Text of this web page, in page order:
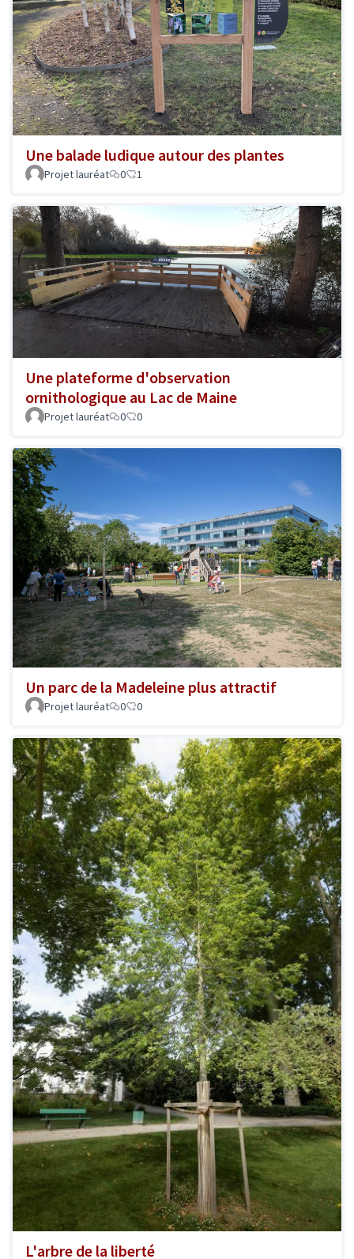
Une balade ludique autour des plantes
Projet lauréat 0 1
Une plateforme d'observation
ornithologique au Lac de Maine
Projet lauréat 0 0
Un parc de la Madeleine plus attractif
Projet lauréat 0 0
L'arbre de la liberté